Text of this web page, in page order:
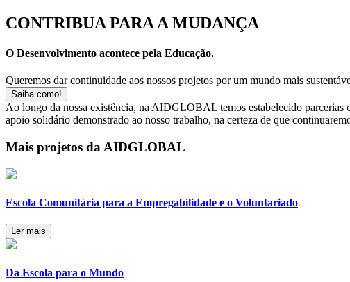
CONTRIBUA PARA A MUDANÇA
O Desenvolvimento acontece pela Educação.
Queremos dar continuidade aos nossos projetos por um mundo mais
Saiba como!
Ao longo da nossa existência, na AIDGLOBAL temos estabelecido parcerias
apoio solidário demonstrado ao nosso trabalho, na certeza de que
Mais projetos da AIDGLOBAL
Escola Comunitária para a Empregabilidade e o Voluntariado
Ler mais
Da Escola para o Mundo